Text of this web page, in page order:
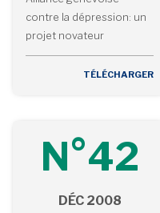
contre la dépression: un
projet novateur
TÉLÉCHARGER
N°42
DÉC 2008